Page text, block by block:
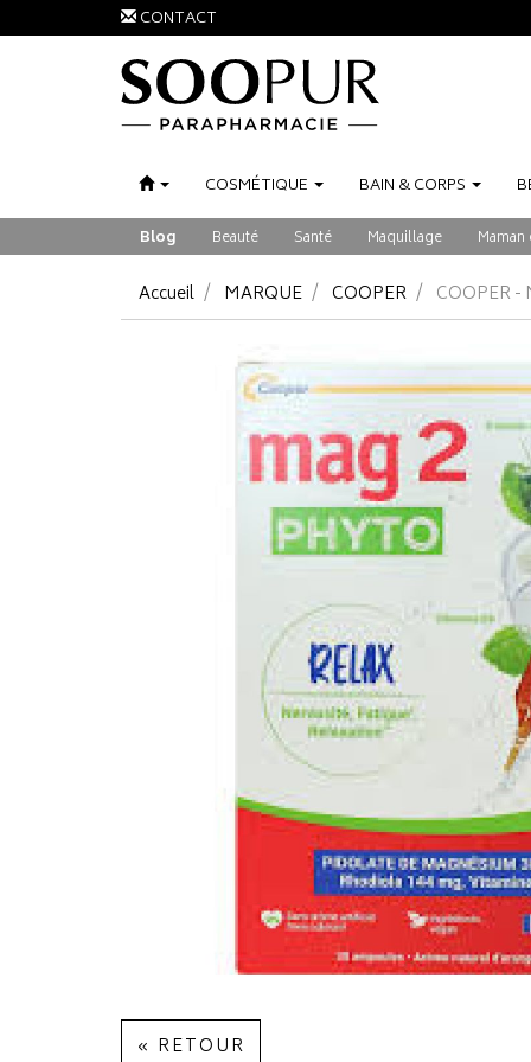
CONTACT
COSMÉTIQUE BAIN &CORPS
Blog Beauté Santé Maquillage
Accueil MARQUE COOPER COOPER -
« RETOUR